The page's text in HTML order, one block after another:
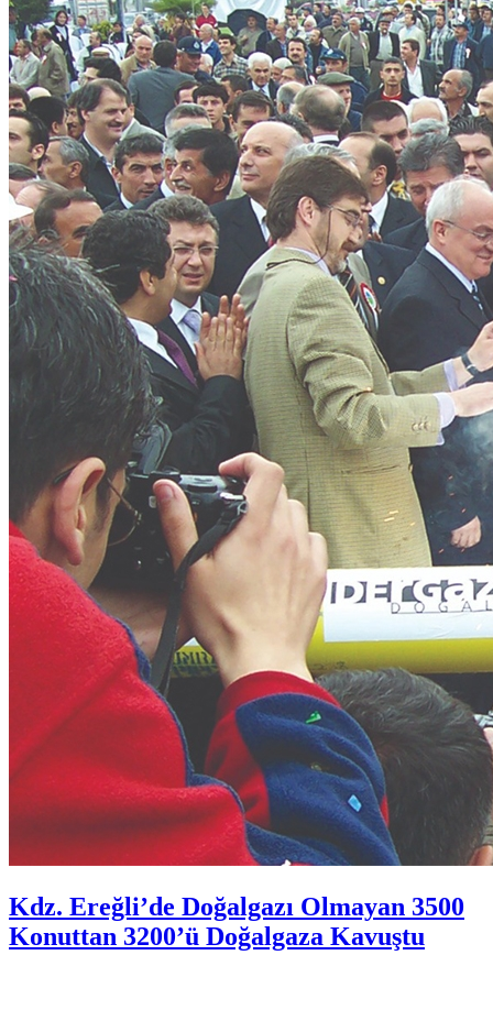
Kdz. Ereğli’de Doğalgazı Olmayan 3500
Konuttan 3200’ü Doğalgaza Kavuştu